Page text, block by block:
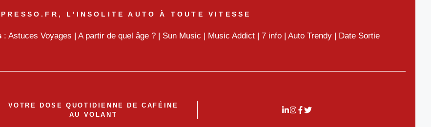
L'INSOLITE AUTO À TOUTE VITESSE
: Astuces Voyages | A partir de quel âge ? | Sun Music | Music Addict | 7 info | Auto Trendy | Date Sortie
VOTRE DOSE QUOTIDIENNE DE CAFÉINE
AU VOLANT